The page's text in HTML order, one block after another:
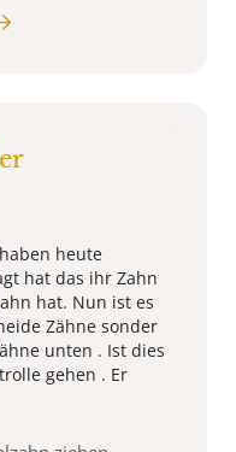
heute
hat das ihr Zahn
hat. Nun ist es
Zähne sonder
unten . Ist dies
gehen . Er